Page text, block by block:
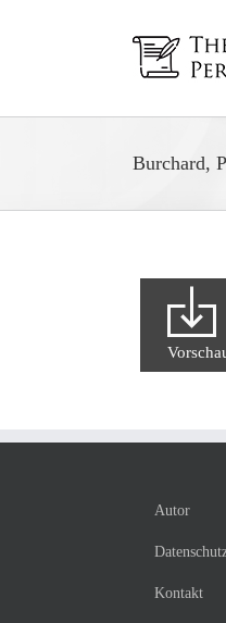
Burchard,
Autor
Kontakt